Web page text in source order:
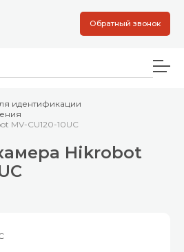
Обратный звонок
идентификации
MV-CU120-10UC
Hikrobot